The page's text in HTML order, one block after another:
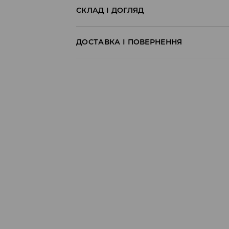
СКЛАД І ДОГЛЯД
ДОСТАВКА І ПОВЕРНЕННЯ